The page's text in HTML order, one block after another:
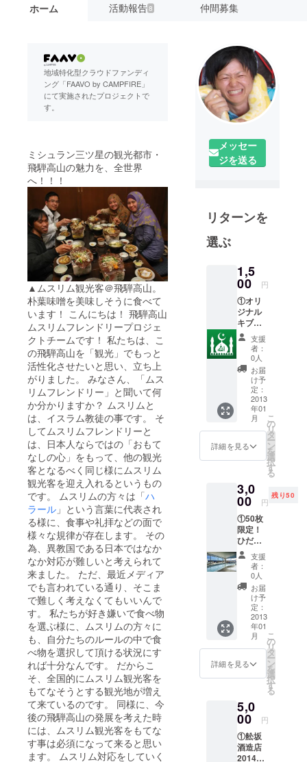
ホーム 活動報告8 仲間募集
地域特化型クラウドファンディ
ング「FAAVO by CAMPFIRE」
にて実施されたプロジェクトで
す。
ミシュラン三ツ星の観光都市・
飛騨高山の魅力を、全世界
へ！！！
▲ムスリム観光客＠飛騨高山。
朴葉味噌を美味しそうに食べて
います！ こんにちは！ 飛騨高山
ムスリムフレンドリープロジェ
クトチームです！ 私たちは、こ
の飛騨高山を「観光」でもっと
活性化させたいと思い、立ち上
がりました。 みなさん、「ムス
リムフレンドリー」と聞いて何
か分かりますか？ ムスリムと
は、イスラム教徒の事です。 そ
してムスリムフレンドリーと
は、日本人ならではの「おもて
なしの心」をもって、他の観光
客となるべく同じ様にムスリム
観光客を迎え入れるというもの
です。 ムスリムの方々は「ハ
ラール 」という言葉に代表され
る様に、食事や礼拝などの面で
様々な規律が存在します。 その
為、異教国である日本ではなか
なか対応が難しいと考えられて
来ました。 ただ、最近メディア
でも言われている通り、そこま
で難しく考えなくてもいいんで
す。 私たちが好き嫌いで食べ物
を選ぶ様に、ムスリムの方々に
も、自分たちのルールの中で食
べ物を選択して頂ける状況にす
れば十分なんです。 だからこ
そ、全国的にムスリム観光客を
もてなそうとする観光地が増え
て来ているのです。 同様に、今
後の飛騨高山の発展を考えた時
には、ムスリム観光客をもてな
す事は必須になって来ると思い
ます。 ムスリム対応をしていく
メッセー
ジを送る
リターンを
選ぶ
1,5
00 円
①オリ
ジナル
キブラ
ステッ
カー
メッカ
の方角
を指す
ステッ
カーで
す。 こ
れを基
に、ム
スリム
達はお
方角を
決める
ので
す。 ②
お礼は
がき
支援
者：
0人
お届
け予
定：
2013
年01
月
詳細を見る
こ
の
リ
タ
ー
ン
を
選
択
す
る
3,0
00 円
残り50
①50枚
限定！
ひだホ
テル日
帰り入
浴券。
※使用期
限：
2015年
3月31日
今回の
プロ
ジェク
トの為
だけ
提供し
ます！
②オリ
ジナル
キブラ
支援
者：
0人
お届
け予
定：
2013
年01
月
詳細を見る
こ
の
リ
タ
ー
ン
を
選
択
す
る
5,0
00 円
①舩坂
酒造店
2014年